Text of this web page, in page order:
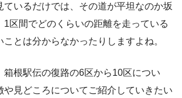
ているだけでは、その道が平坦なのか坂
1区間でどのくらいの距離を走っている
とは分からなかったりしますよね。
箱根駅伝の復路の6区から10区につい
や見どころについてご紹介していきたい